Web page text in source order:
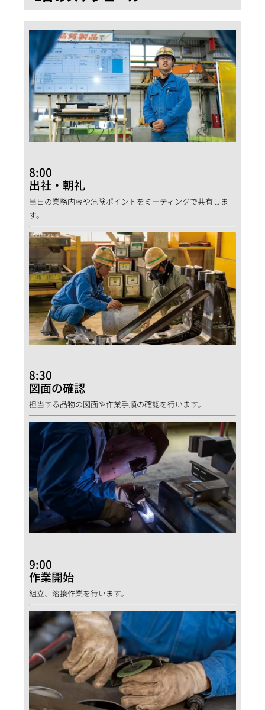
8:00
出社・朝礼
当日の業務内容や危険ポイントをミーティングで共有しま
す。
8:30
図面の確認
担当する品物の図面や作業手順の確認を行います。
9:00
作業開始
組立、溶接作業を行います。